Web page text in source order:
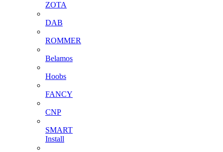
ZOTA
DAB
ROMMER
Belamos
Hoobs
FANCY
CNP
SMART
Install